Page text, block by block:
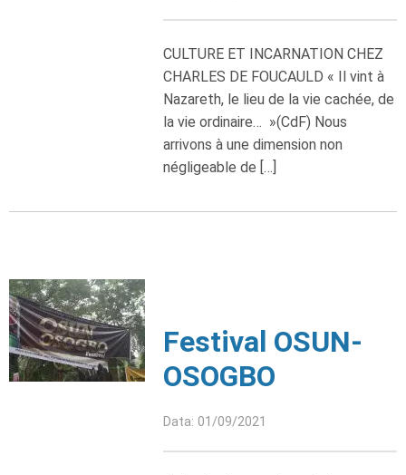
CULTURE ET INCARNATION CHEZ
CHARLES DE FOUCAULD « Il vint à
Nazareth, le lieu de la vie cachée, de
la vie ordinaire… »(CdF) Nous
arrivons à une dimension non
négligeable de […]
Festival OSUN-
OSOGBO
Data: 01/09/2021